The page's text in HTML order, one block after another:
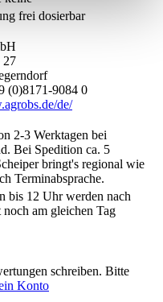
frei dosierbar
27
(0)8171-9084 0
de/
2-3 Werktagen bei
Bei Spedition ca. 5
bringt's regional wie
Terminabsprache.
bis 12 Uhr werden nach
am gleichen Tag
schreiben. Bitte
Konto